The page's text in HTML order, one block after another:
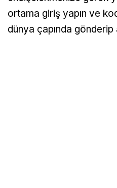
ortama giriş yapın ve
dünya çapında gönderip